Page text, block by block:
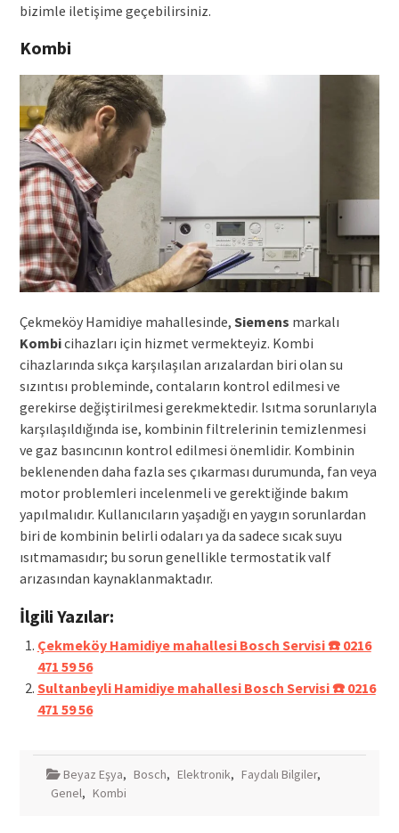
bizimle iletişime geçebilirsiniz.
Kombi
Çekmeköy Hamidiye mahallesinde, Siemens markalı
Kombicihazları için hizmet vermekteyiz. Kombi
cihazlarında sıkça karşılaşılan arızalardan biri olan su
sızıntısı probleminde, contaların kontrol edilmesi ve
gerekirse değiştirilmesi gerekmektedir. Isıtma sorunlarıyla
karşılaşıldığında ise, kombinin filtrelerinin temizlenmesi
ve gaz basıncının kontrol edilmesi önemlidir. Kombinin
beklenenden daha fazla ses çıkarması durumunda, fan veya
motor problemleri incelenmeli ve gerektiğinde bakım
yapılmalıdır. Kullanıcıların yaşadığı en yaygın sorunlardan
biri de kombinin belirli odaları ya da sadece sıcak suyu
ısıtmamasıdır; bu sorun genellikle termostatik valf
arızasından kaynaklanmaktadır.
İlgili Yazılar:
Çekmeköy Hamidiye mahallesi Bosch Servisi ☎️ 0216
471 59 56
Sultanbeyli Hamidiye mahallesi Bosch Servisi ☎️ 0216
471 59 56
Beyaz Eşya, Bosch, Elektronik, Faydalı Bilgiler,
Genel, Kombi